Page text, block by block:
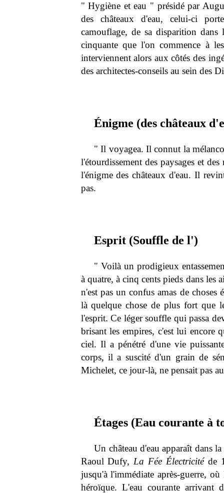
" Hygiène et eau " présidé par
des châteaux d'eau, celui-ci
camouflage, de sa disparition dans
cinquante que l'on commence à
interviennent alors aux côtés des
des architectes-conseils au sein des
Énigme (des châteaux
" Il voyagea. Il connut la
l'étourdissement des paysages et
l'énigme des châteaux d'eau. Il
pas.
Esprit (Souffle de l')
" Voilà un prodigieux
à quatre, à cinq cents pieds dans les
n'est pas un confus amas de
là quelque chose de plus fort que
l'esprit. Ce léger souffle qui passa
brisant les empires, c'est lui encore
ciel. Il a pénétré d'une vie
corps, il a suscité d'un grain de
Michelet, ce jour-là, ne pensait pas
Étages (Eau courante à
Un château d'eau apparaît dans
Raoul Dufy, La Fée Électricitéde
jusqu'à l'immédiate après-guerre,
héroïque. L'eau courante